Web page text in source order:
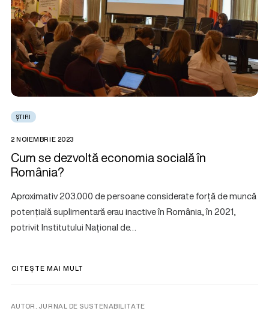
ȘTIRI
2 NOIEMBRIE 2023
Cum se dezvoltă economia socială în
România?
Aproximativ 203.000 de persoane considerate forță de muncă
potențială suplimentară erau inactive în România, în 2021,
potrivit Institutului Național de…
CITEȘTE MAI MULT
AUTOR. JURNAL DE SUSTENABILITATE